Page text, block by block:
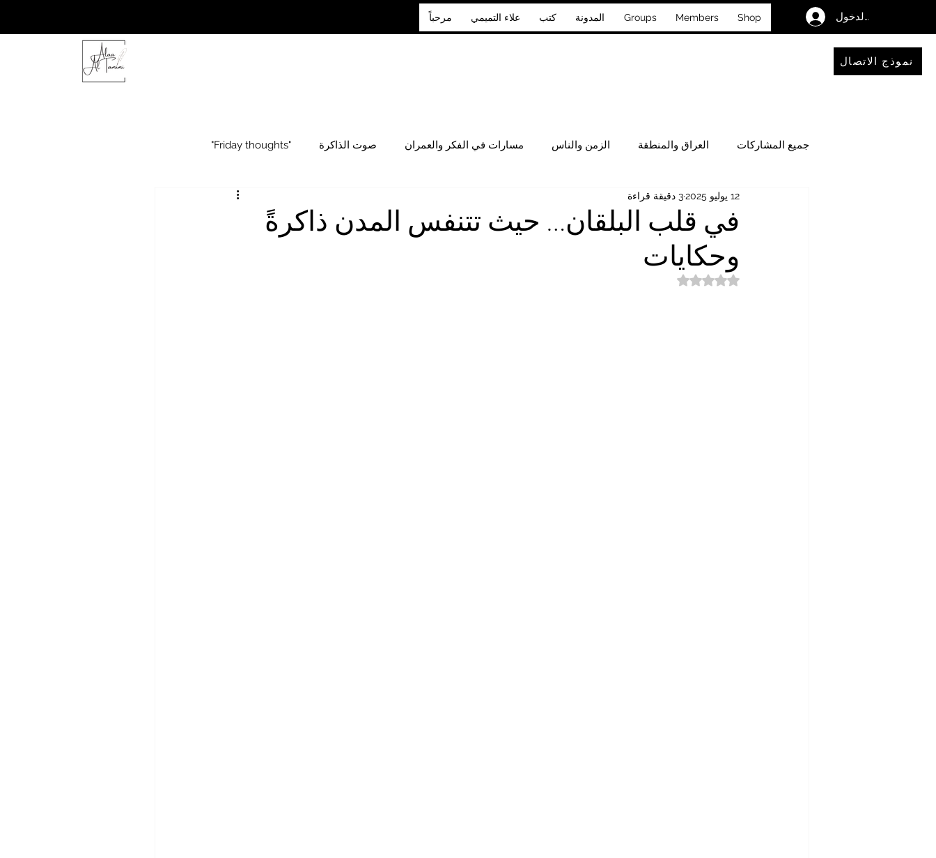
مرحباً علاء التميمي كتب المدونة Groups Members Shop تسجيل الدخول
نموذج الاتصال
جميع المشاركات العراق والمنطقة الزمن والناس مسارات في الفكر والعمران صوت الذاكرة "Friday thoughts"
فضاءٌ للحوار والتأمل الأحداث
في قلب البلقان… حيث تتنفس المدن ذاكرةً
وحكايات
12 يوليو 2025 3 دقيقة قراءة
تم التقييم بـ ليس رقمًا من أصل 5 نجوم.